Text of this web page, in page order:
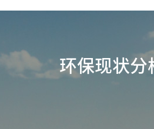
环保现状分